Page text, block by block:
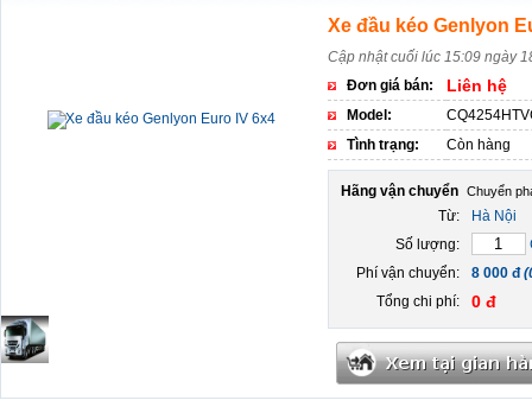
Xe đầu kéo Genlyon
Cập nhật cuối lúc 15:09 ngày
Đơn giá bán:
Liên hệ
Model:
Tình trạng:
Còn hàng
Hãng vận chuyển
Từ:
Hà Nội
Số lượng:
Phí vận chuyển:
8 000 đ
Tổng chi phí:
0 đ